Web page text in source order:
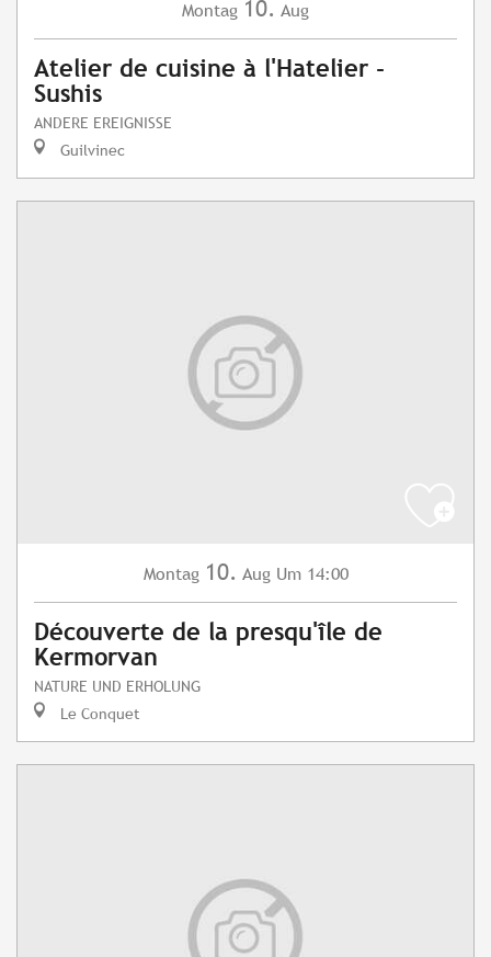
Montag 10. Aug
Atelier de cuisine à l'Hatelier -
Sushis
ANDERE EREIGNISSE
Guilvinec
Montag 10. Aug Um 14:00
Découverte de la presqu'île de
Kermorvan
NATURE UND ERHOLUNG
Le Conquet